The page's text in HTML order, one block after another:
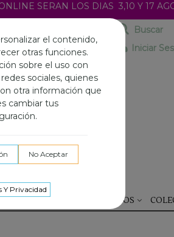
el contenido,
otras funciones.
sobre el uso con
sociales, quienes
otra información que
cambiar tus
No Aceptar
Y Privacidad
SERAN LOS DIAS 3,10 Y 17
Buscar
Iniciar
COMPLEMENTOS